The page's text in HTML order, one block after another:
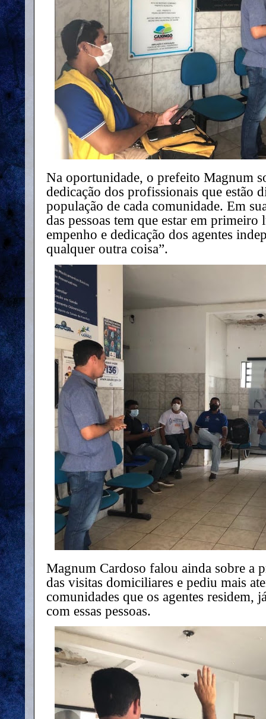
Na oportunidade, o prefeito Magnum
dedicação dos profissionais que estão
população de cada comunidade. Em
das pessoas tem que estar em primeiro
empenho e dedicação dos agentes
qualquer outra coisa”.
Magnum Cardoso falou ainda sobre a
das visitas domiciliares e pediu mais
comunidades que os agentes residem,
com essas pessoas.